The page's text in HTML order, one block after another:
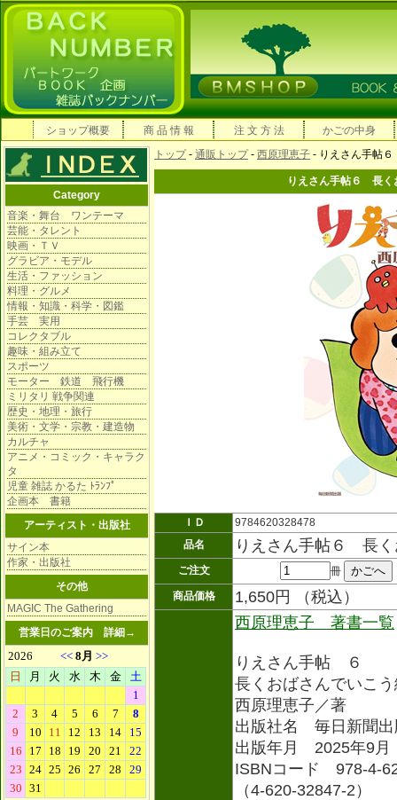
ショップ概要 商 品 情 報 注 文 方 法 かごの中身
Category
音楽・舞台 ワンテーマ
芸能・タレント
映画・ＴＶ
グラビア・モデル
生活・ファッション
料理・グルメ
情報・知識・科学・図鑑
手芸 実用
コレクタブル
趣味・組み立て
スポーツ
モーター 鉄道 飛行機
ミリタリ 戦争関連
歴史・地理・旅行
美術・文学・宗教・建造物
カルチャ
アニメ・コミック・キャラク
タ
児童 雑誌 かるた ﾄﾗﾝﾌﾟ
企画本 書籍
アーティスト・出版社
サイン本
作家・出版社
その他
MAGIC The Gathering
営業日のご案内 詳細→
トップ- 通販トップ- 西原理恵子 - りえさん手帖
りえさん手帖６ 長
ＩＤ
9784620328478
品名
りえさん手帖６ 長
ご注文
冊
商品価格
1,650円 （税込）
西原理恵子 著書一覧
りえさん手帖 ６
長くおばさんでいこ
西原理恵子／著
出版社名 毎日新聞出
出版年月 2025年9月
ISBNコード 978-4-
（4-620-32847-2）